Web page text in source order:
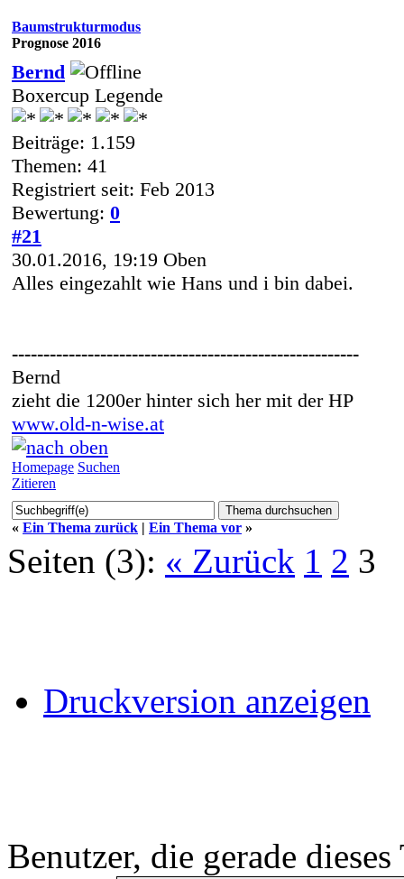
Baumstrukturmodus
Prognose 2016
Bernd
Boxercup Legende
Beiträge: 1.159
Themen: 41
Registriert seit: Feb 2013
Bewertung: 0
#21
30.01.2016, 19:19 Oben
Alles eingezahlt wie Hans und i bin dabei.
-------------------------------------------------------
Bernd
zieht die 1200er hinter sich her mit der HP
www.old-n-wise.at
Homepage Suchen
Zitieren
« Ein Thema zurück | Ein Thema vor »
Seiten (3): « Zurück 1 2 3
Druckversion anzeigen
Benutzer, die gerade